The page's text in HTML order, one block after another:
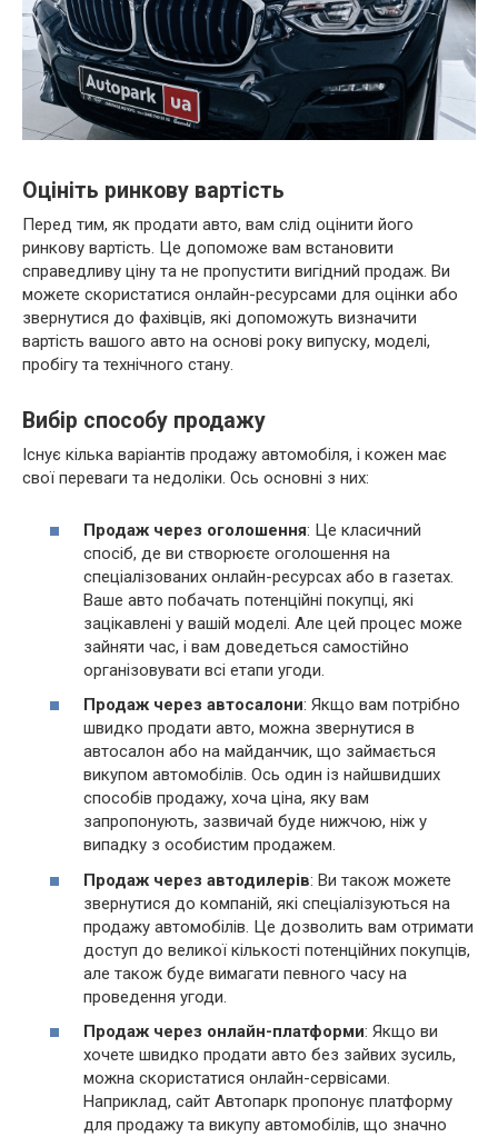
Оцініть ринкову вартість
Перед тим, як продати авто, вам слід оцінити його
ринкову вартість. Це допоможе вам встановити
справедливу ціну та не пропустити вигідний продаж. Ви
можете скористатися онлайн-ресурсами для оцінки або
звернутися до фахівців, які допоможуть визначити
вартість вашого авто на основі року випуску, моделі,
пробігу та технічного стану.
Вибір способу продажу
Існує кілька варіантів продажу автомобіля, і кожен має
свої переваги та недоліки. Ось основні з них:
Продаж через оголошення: Це класичний
спосіб, де ви створюєте оголошення на
спеціалізованих онлайн-ресурсах або в газетах.
Ваше авто побачать потенційні покупці, які
зацікавлені у вашій моделі. Але цей процес може
зайняти час, і вам доведеться самостійно
організовувати всі етапи угоди.
Продаж через автосалони: Якщо вам потрібно
швидко продати авто, можна звернутися в
автосалон або на майданчик, що займається
викупом автомобілів. Ось один із найшвидших
способів продажу, хоча ціна, яку вам
запропонують, зазвичай буде нижчою, ніж у
випадку з особистим продажем.
Продаж через автодилерів: Ви також можете
звернутися до компаній, які спеціалізуються на
продажу автомобілів. Це дозволить вам отримати
доступ до великої кількості потенційних покупців,
але також буде вимагати певного часу на
проведення угоди.
Продаж через онлайн-платформи: Якщо ви
хочете швидко продати авто без зайвих зусиль,
можна скористатися онлайн-сервісами.
Наприклад, сайт Автопарк пропонує платформу
для продажу та викупу автомобілів, що значно